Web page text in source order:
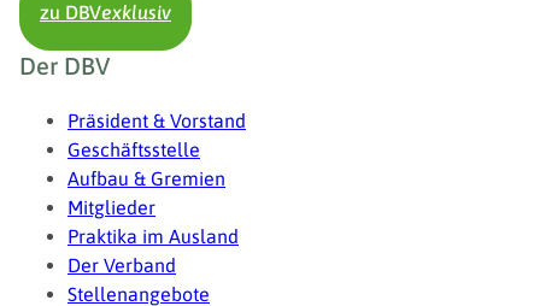
zu DBVexklusiv
Fußzeile
Der DBV
Präsident & Vorstand
Geschäftsstelle
Aufbau & Gremien
Mitglieder
Praktika im Ausland
Der Verband
Stellenangebote